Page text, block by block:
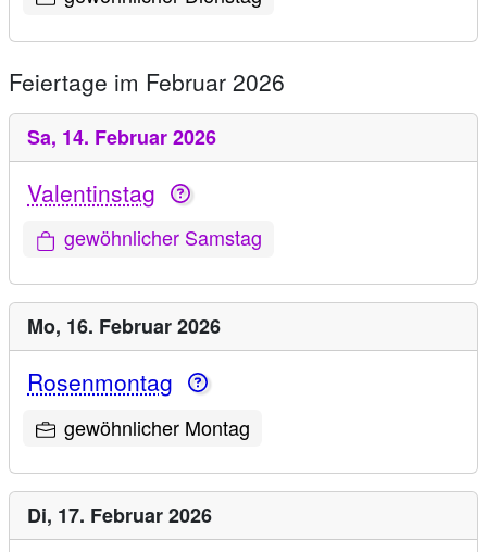
Feiertage im Februar 2026
Sa, 14. Februar 2026
Valentinstag
gewöhnlicher Samstag
Mo, 16. Februar 2026
Rosenmontag
gewöhnlicher Montag
Di, 17. Februar 2026